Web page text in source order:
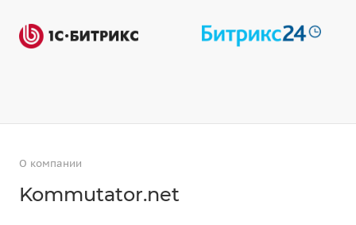
О компании
Kommutator.net